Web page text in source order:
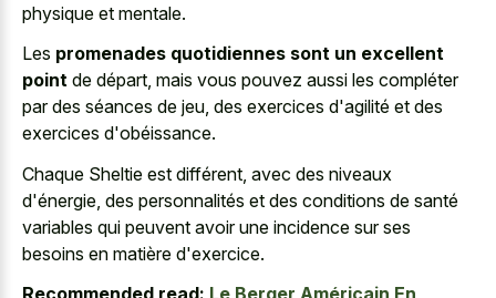
physique et mentale.
Les promenades quotidiennes sont un excellent
point de départ, mais vous pouvez aussi les compléter
par des séances de jeu, des exercices d'agilité et des
exercices d'obéissance.
Chaque Sheltie est différent, avec des niveaux
d'énergie, des personnalités et des conditions de santé
variables qui peuvent avoir une incidence sur ses
besoins en matière d'exercice.